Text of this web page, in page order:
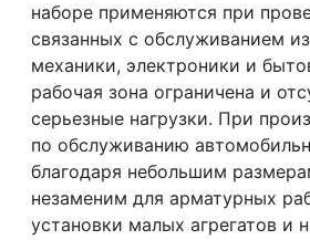
наборе применяются при
связанных с обслуживанием
механики, электроники и
рабочая зона ограничена и
серьезные нагрузки. При
по обслуживанию
благодаря небольшим
незаменим для арматурных
установки малых агрегатов и